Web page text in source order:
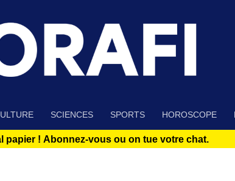
SCIENCES SPORTS HOROSCOPE
papier ! Abonnez-vous ou on tue votre chat.